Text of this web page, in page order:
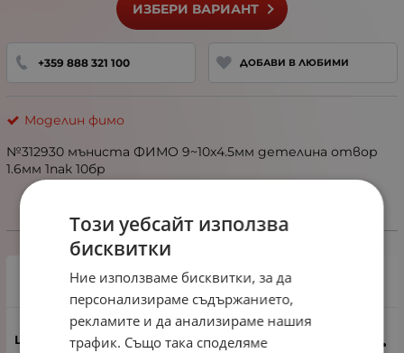
ИЗБЕРИ ВАРИАНТ
+359 888 321 100 ДОБАВИ В ЛЮБИМИ
Моделин фимо
№312930 мъниста ФИМО 9~10x4.5мм детелина отвор
1.6мм 1пак 10бр
Избери вариант
1 пакет - 10 броя
0.51 лв.
Този уебсайт използва
бисквитки
Ние използваме бисквитки, за да
персонализираме съдържанието,
рекламите и да анализираме нашия
трафик. Също така споделяме